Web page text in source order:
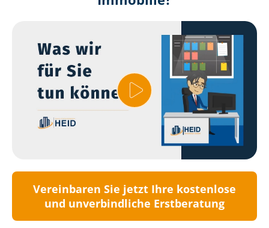
Vereinbaren Sie jetzt Ihre kostenlose
und unverbindliche Erstberatung